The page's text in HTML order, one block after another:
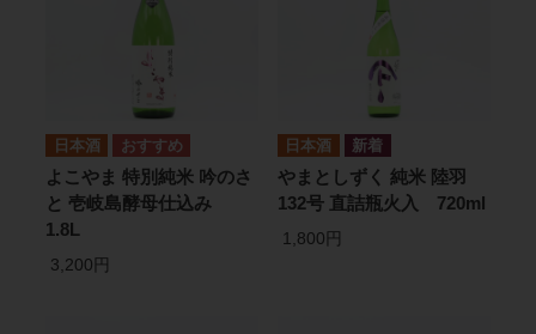
日本酒
よこやま 特別純米 吟のさ
と 壱岐島酵母仕込み
1.8L
3,200円
日本酒
やまとしずく 純米 陸羽
132号 直詰瓶火入 720ml
1,800円